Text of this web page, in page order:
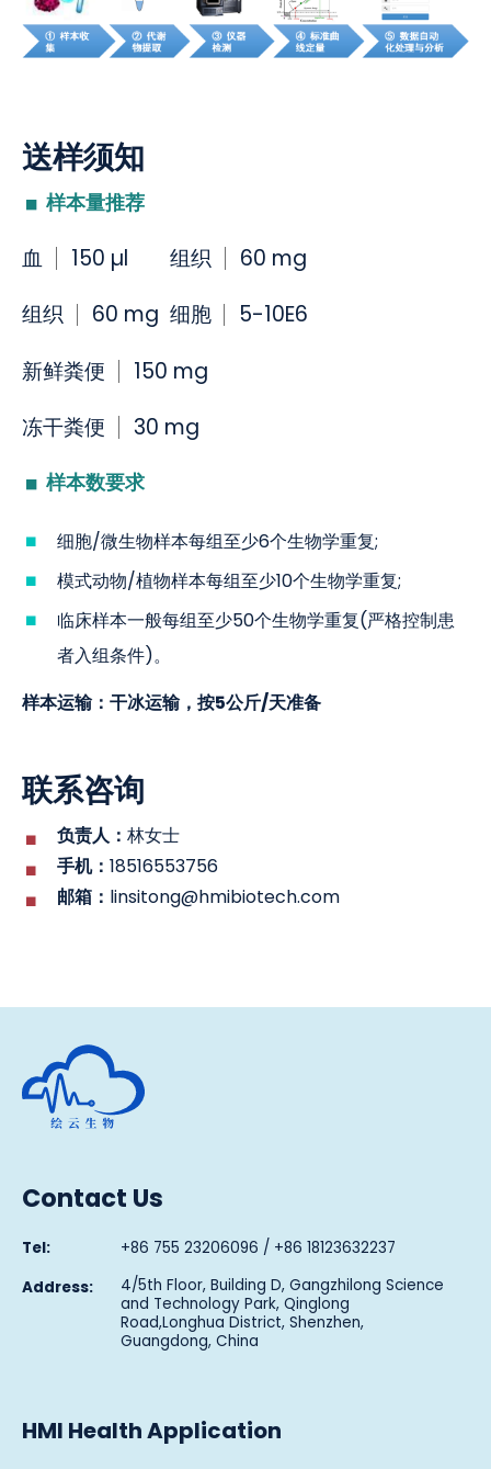
送样须知
样本量推荐
血
150 µl 组织
60 mg
组织
60 mg 细胞
5-10E6
新鲜粪便
150 mg
冻干粪便
30 mg
样本数要求
细胞/微生物样本每组至少6个生物学重复;
模式动物/植物样本每组至少10个生物学重复;
临床样本一般每组至少50个生物学重复(严格控制患
者入组条件)。
样本运输：干冰运输，按5公斤/天准备
联系咨询
负责人： 林女士
手机： 18516553756
邮箱： linsitong@hmibiotech.com
Human Metabolomics Institute
Contact Us
Tel: +86 755 23206096 / +86 18123632237
Address: 4/5th Floor, Building D, Gangzhilong Science
and Technology Park, Qinglong
Road,Longhua District, Shenzhen,
Guangdong, China
HMI Health Application